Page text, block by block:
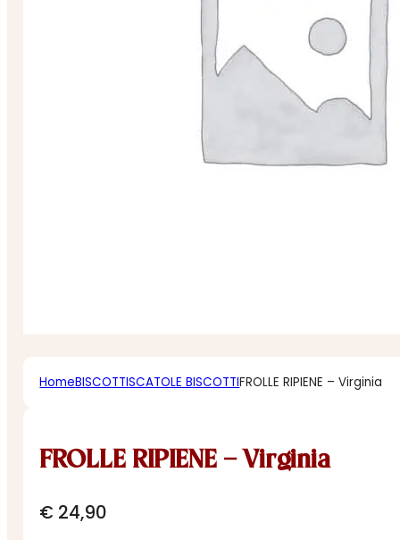
HomeBISCOTTISCATOLE BISCOTTIFROLLE RIPIENE – Virginia
FROLLE RIPIENE – Virginia
€ 24,90